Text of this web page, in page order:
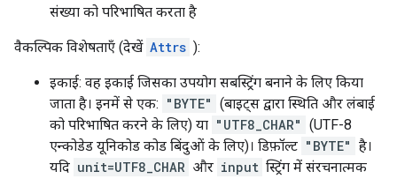
संख्या को परिभाषित करता है
वैकल्पिक विशेषताएँ (देखें Attrs ):
इकाई: वह इकाई जिसका उपयोग सबस्ट्रिंग बनाने के लिए किया
जाता है। इनमें से एक: "BYTE" (बाइट्स द्वारा स्थिति और लंबाई
को परिभाषित करने के लिए) या "UTF8_CHAR" (UTF-8
एन्कोडेड यूनिकोड कोड बिंदुओं के लिए)। डिफ़ॉल्ट "BYTE" है।
यदि unit=UTF8_CHAR और input स्ट्रिंग में संरचनात्मक